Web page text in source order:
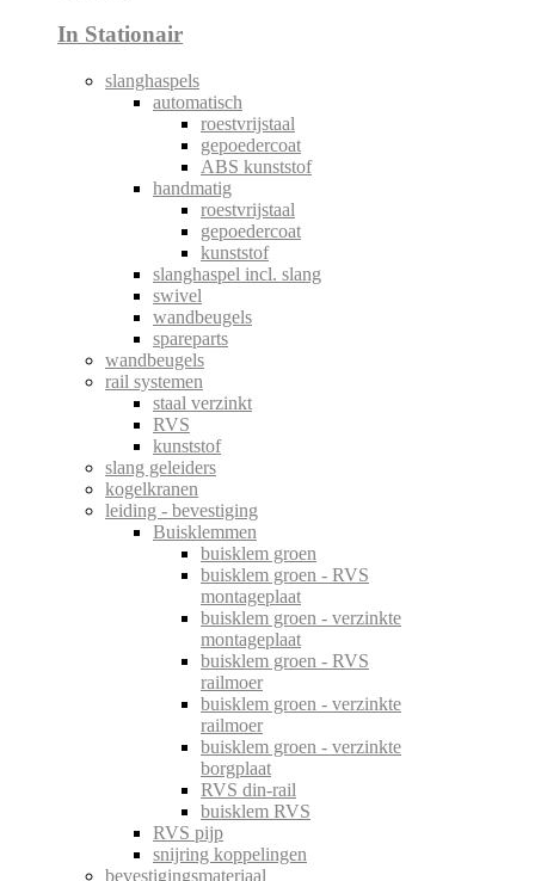
In Stationair
slanghaspels
automatisch
roestvrijstaal
gepoedercoat
ABS kunststof
handmatig
roestvrijstaal
gepoedercoat
kunststof
slanghaspel incl. slang
swivel
wandbeugels
spareparts
wandbeugels
rail systemen
staal verzinkt
RVS
kunststof
slang geleiders
kogelkranen
leiding - bevestiging
Buisklemmen
buisklem groen
buisklem groen - RVS
montageplaat
buisklem groen - verzinkte
montageplaat
buisklem groen - RVS
railmoer
buisklem groen - verzinkte
railmoer
buisklem groen - verzinkte
borgplaat
RVS din-rail
buisklem RVS
RVS pijp
snijring koppelingen
bevestigingsmateriaal